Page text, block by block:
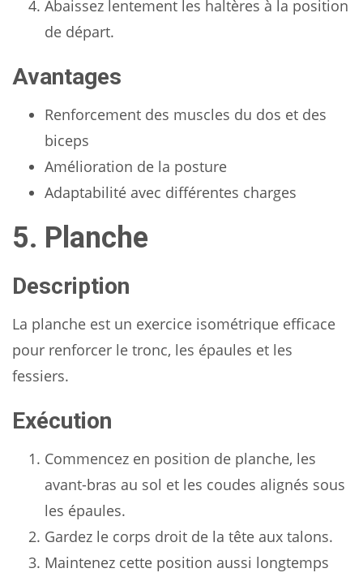
Abaissez lentement les haltères à la position
de départ.
Avantages
Renforcement des muscles du dos et des
biceps
Amélioration de la posture
Adaptabilité avec différentes charges
5. Planche
Description
La planche est un exercice isométrique efficace
pour renforcer le tronc, les épaules et les
fessiers.
Exécution
Commencez en position de planche, les
avant-bras au sol et les coudes alignés sous
les épaules.
Gardez le corps droit de la tête aux talons.
Maintenez cette position aussi longtemps